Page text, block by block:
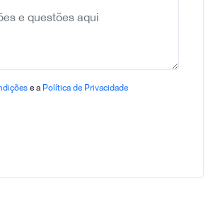
e a Política de Privacidade